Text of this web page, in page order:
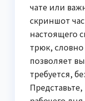
чате или
скриншот
настоящего
трюк,
позволяет
требуется,